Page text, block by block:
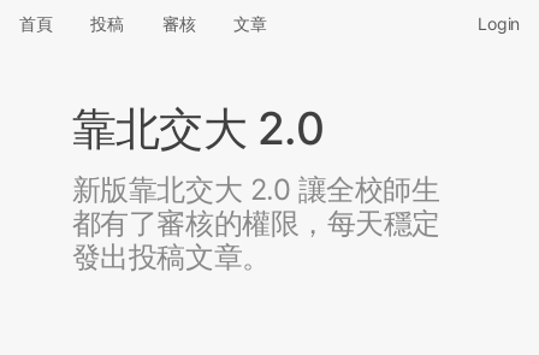
首頁 投稿 審核 文章 Login
靠北交大 2.0
新版靠北交大 2.0 讓全校師生
都有了審核的權限，每天穩定
發出投稿文章。